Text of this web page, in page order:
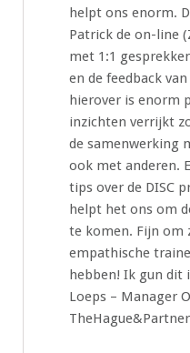
helpt ons enorm.
Patrick de on-line
met 1:1
en de feedback van
hierover is enorm
inzichten verrijkt
de samenwerking
ook met anderen.
tips over de DISC
helpt het ons om
te komen. Fijn om
empathische
hebben! Ik gun dit
Loeps – Manager